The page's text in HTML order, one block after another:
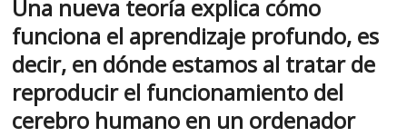
k
p
Una nueva teoría explica cómo
funciona el aprendizaje profundo, es
decir, en dónde estamos al tratar de
reproducir el funcionamiento del
cerebro humano en un ordenador